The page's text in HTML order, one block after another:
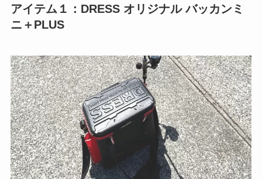
アイテム１：DRESS オリジナル バッカンミ
ニ＋PLUS